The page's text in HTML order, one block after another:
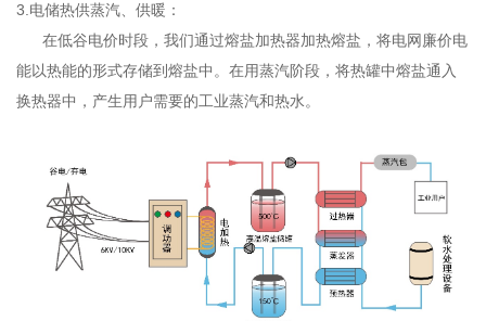
3.电储热供蒸汽、供暖：
在低谷电价时段，我们通过熔盐加热器加热熔盐，将电网廉价电
能以热能的形式存储到熔盐中。在用蒸汽阶段，将热罐中熔盐通入
换热器中，产生用户需要的工业蒸汽和热水。